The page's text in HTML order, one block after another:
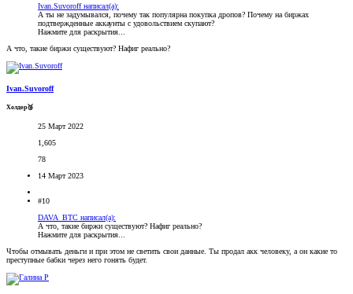
Ivan.Suvoroff написал(а):
А ты не задумывался, почему так популярна покупка дропов? Почему на биржах
подтвержденные аккаунты с удовольствием скупают?
Нажмите для раскрытия...
А что, такие биржи существуют? Нафиг реально?
Ivan.Suvoroff
Холдер🥉
25 Март 2022
1,605
78
14 Март 2023
#10
DAVA_BTC написал(а):
А что, такие биржи существуют? Нафиг реально?
Нажмите для раскрытия...
Чтобы отмывать деньги и при этом не светить свои данные. Ты продал акк человеку, а он какие то
преступные бабки через него гонять будет.